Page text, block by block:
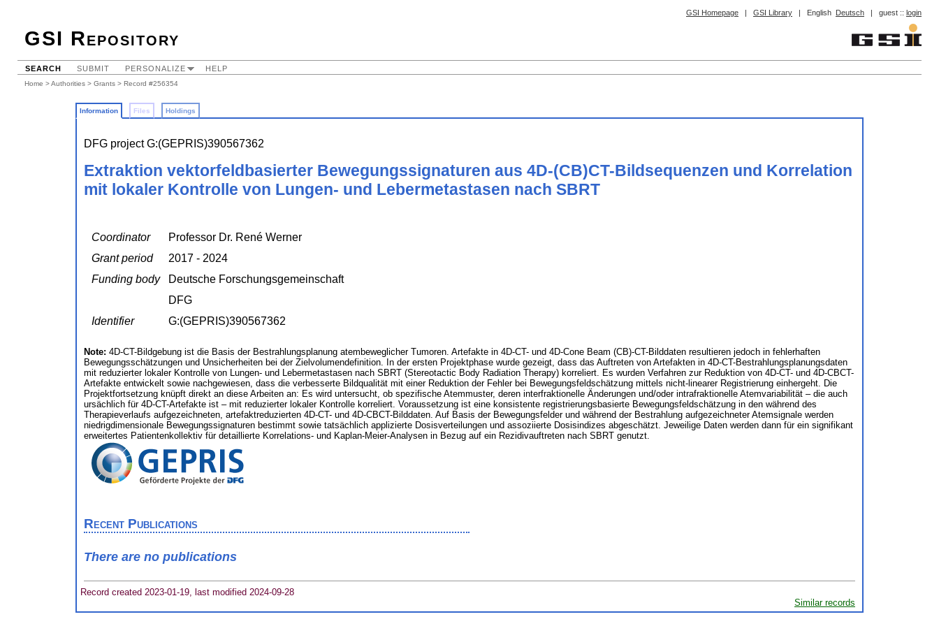
GSI Homepage | GSI Library | English Deutsch | guest :: login
GSI Repository
SEARCH SUBMIT PERSONALIZE HELP
Home >Authorities > Grants > Record #256354
Information Files Holdings
DFG project G:(GEPRIS)390567362
Extraktion vektorfeldbasierter Bewegungssignaturen aus 4D-(CB)CT-Bildsequenzen und Korrelation
mit lokaler Kontrolle von Lungen- und Lebermetastasen nach SBRT
Coordinator
Professor Dr. René Werner
Grant period
2017 - 2024
Funding body
Deutsche Forschungsgemeinschaft
DFG
Identifier
G:(GEPRIS)390567362
Note: 4D-CT-Bildgebung ist die Basis der Bestrahlungsplanung atembeweglicher Tumoren. Artefakte in 4D-CT- und 4D-Cone Beam (CB)-CT-Bilddaten resultieren jedoch in fehlerhaften
Bewegungsschätzungen und Unsicherheiten bei der Zielvolumendefinition. In der ersten Projektphase wurde gezeigt, dass das Auftreten von Artefakten in 4D-CT-Bestrahlungsplanungsdaten
mit reduzierter lokaler Kontrolle von Lungen- und Lebermetastasen nach SBRT (Stereotactic Body Radiation Therapy) korreliert. Es wurden Verfahren zur Reduktion von 4D-CT- und 4D-CBCT-
Artefakte entwickelt sowie nachgewiesen, dass die verbesserte Bildqualität mit einer Reduktion der Fehler bei Bewegungsfeldschätzung mittels nicht-linearer Registrierung einhergeht. Die
Projektfortsetzung knüpft direkt an diese Arbeiten an: Es wird untersucht, ob spezifische Atemmuster, deren interfraktionelle Änderungen und/oder intrafraktionelle Atemvariabilität – die auch
ursächlich für 4D-CT-Artefakte ist – mit reduzierter lokaler Kontrolle korreliert. Voraussetzung ist eine konsistente registrierungsbasierte Bewegungsfeldschätzung in den während des
Therapieverlaufs aufgezeichneten, artefaktreduzierten 4D-CT- und 4D-CBCT-Bilddaten. Auf Basis der Bewegungsfelder und während der Bestrahlung aufgezeichneter Atemsignale werden
niedrigdimensionale Bewegungssignaturen bestimmt sowie tatsächlich applizierte Dosisverteilungen und assoziierte Dosisindizes abgeschätzt. Jeweilige Daten werden dann für ein signifikant
erweitertes Patientenkollektiv für detaillierte Korrelations- und Kaplan-Meier-Analysen in Bezug auf ein Rezidivauftreten nach SBRT genutzt.
Recent Publications
There are no publications
Record created 2023-01-19, last modified 2024-09-28
Similar records